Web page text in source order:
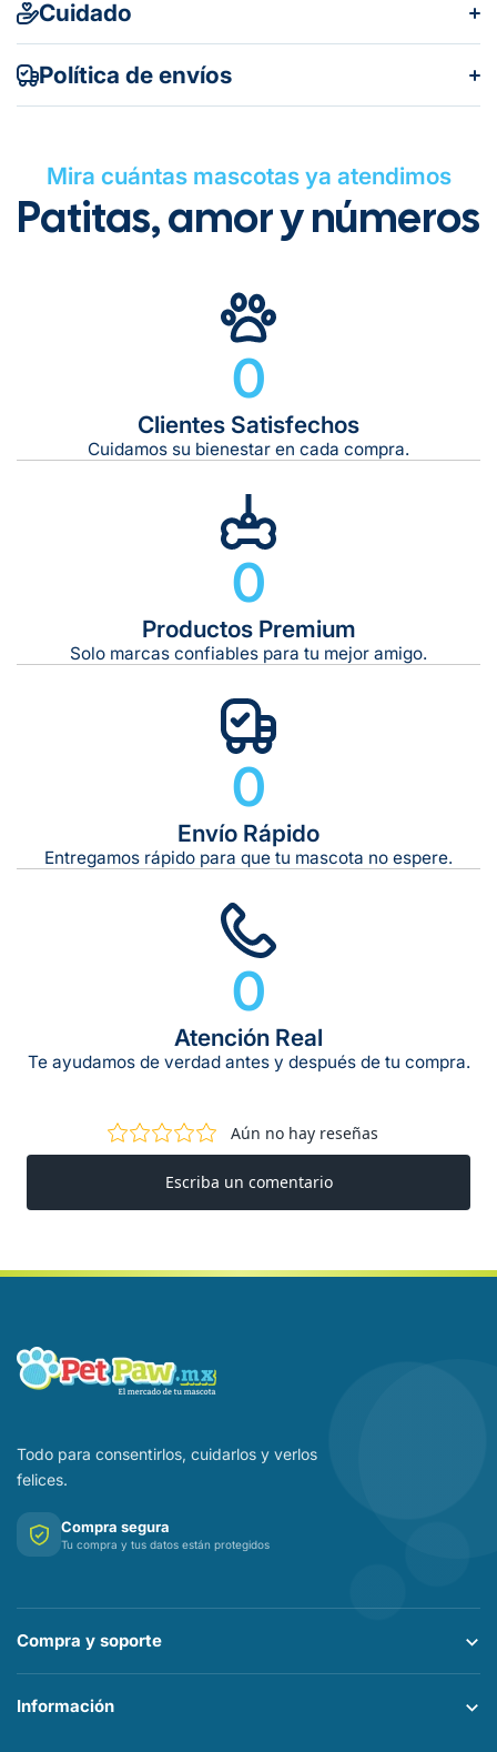
Cuidado
Política de envíos
Gratuito en todos los pedidos
Tiempo de entrega estimado: 5 a 7 días hábiles
Gratis en compras de $599 o más
Mira cuántas mascotas ya atendimos
Patitas, amor y números
0
Clientes Satisfechos
Cuidamos su bienestar en cada compra.
0
Productos Premium
Solo marcas confiables para tu mejor amigo.
0
Envío Rápido
Entregamos rápido para que tu mascota no espere.
0
Atención Real
Te ayudamos de verdad antes y después de tu compra.
Todo para consentirlos, cuidarlos y verlos
felices.
Compra segura
Tu compra y tus datos están protegidos
Compra y soporte
Información